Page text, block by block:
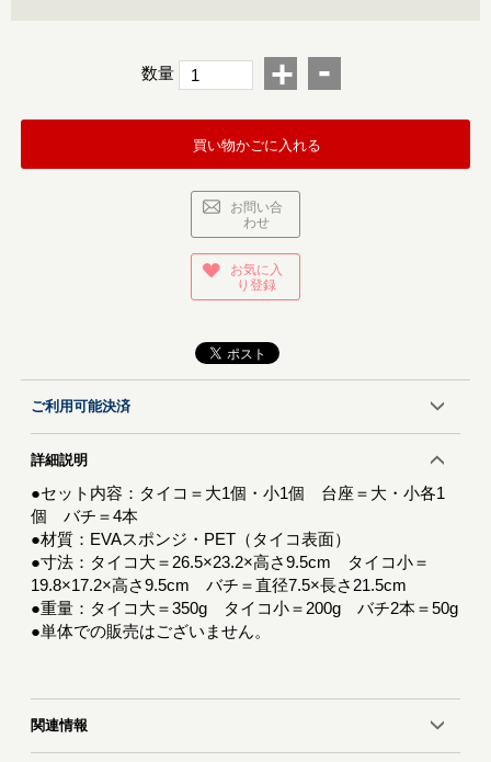
数量 + -
買い物かごに入れる
お問い合
わせ
お気に入
り登録
ご利用可能決済
詳細説明
●セット内容：タイコ＝大1個・小1個 台座＝大・小各1
個 バチ＝4本
●材質：EVAスポンジ・PET（タイコ表面）
●寸法：タイコ大＝26.5×23.2×高さ9.5cm タイコ小＝
19.8×17.2×高さ9.5cm バチ＝直径7.5×長さ21.5cm
●重量：タイコ大＝350g タイコ小＝200g バチ2本＝50g
●単体での販売はございません。
関連情報